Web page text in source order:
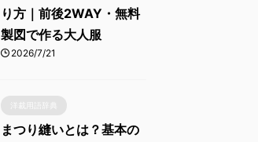
り方｜前後2WAY・無料
製図で作る大人服
2026/7/21
洋裁用語辞典
まつり縫いとは？基本の